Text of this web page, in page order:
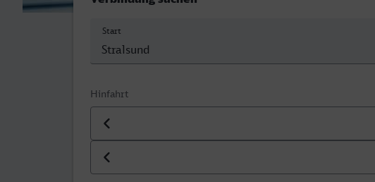
Start
Hinfahrt
Datum der Hinfahrt
Uhrzeit der Hinfahrt